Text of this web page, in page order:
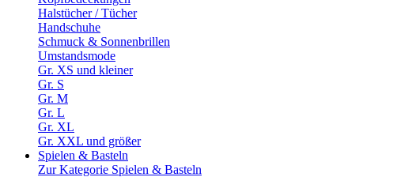
Halstücher / Tücher
Handschuhe
Schmuck & Sonnenbrillen
Umstandsmode
Gr. XS und kleiner
Gr. S
Gr. M
Gr. L
Gr. XL
Gr. XXL und größer
Spielen & Basteln
Zur Kategorie Spielen & Basteln